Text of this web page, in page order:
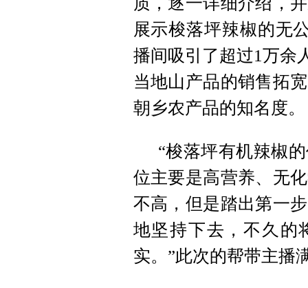
展示梭落坪辣椒的无
播间吸引了超过1万余
当地山产品的销售拓
朝乡农产品的知名度。
“梭落坪有机辣椒
位主要是高营养、无
不高，但是踏出第一
地坚持下去，不久的
实。”此次的帮带主播